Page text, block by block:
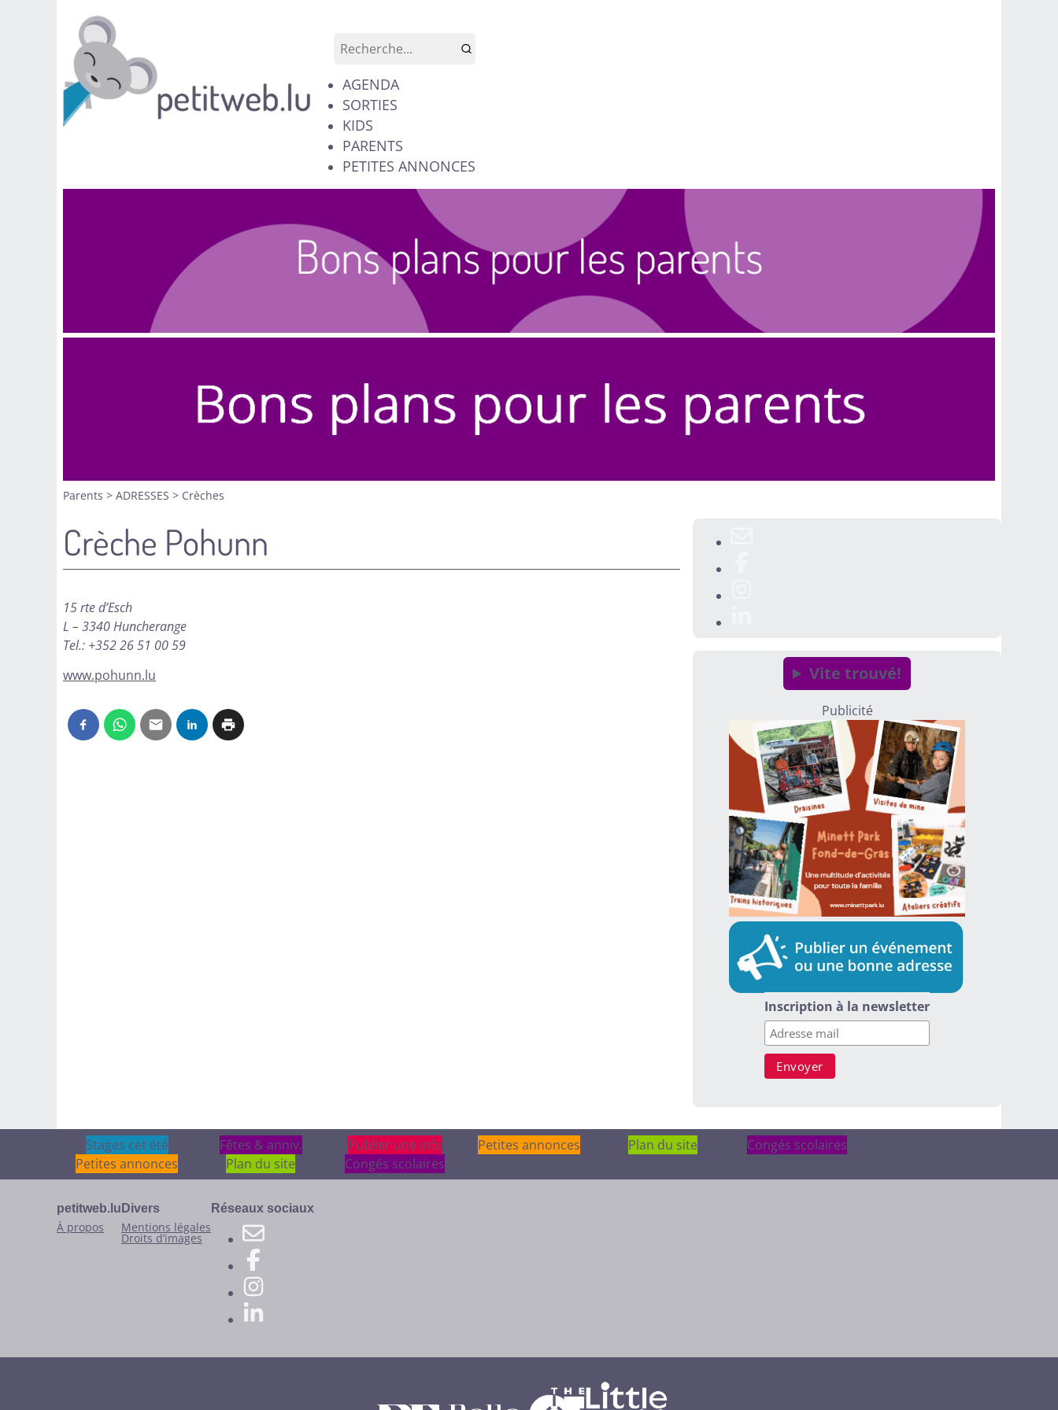
AGENDA
SORTIES
KIDS
PARENTS
PETITES ANNONCES
Parents > ADRESSES > Crèches
Crèche Pohunn
15 rte d’Esch
L – 3340 Huncherange
Tel.: +352 26 51 00 59
www.pohunn.lu
Vite trouvé!
Publicité
Inscription à la newsletter
Stages cet été
Stages cet été Fêtes & anniv.
Fêtes & anniv. Publier une info
Publier une info
Petites annonces
Petites annonces
Plan du site
Plan du site
Congés scolaires
Congés scolaires
petitweb.lu
À propos
Divers
Mentions légales
Droits d’images
Réseaux sociaux